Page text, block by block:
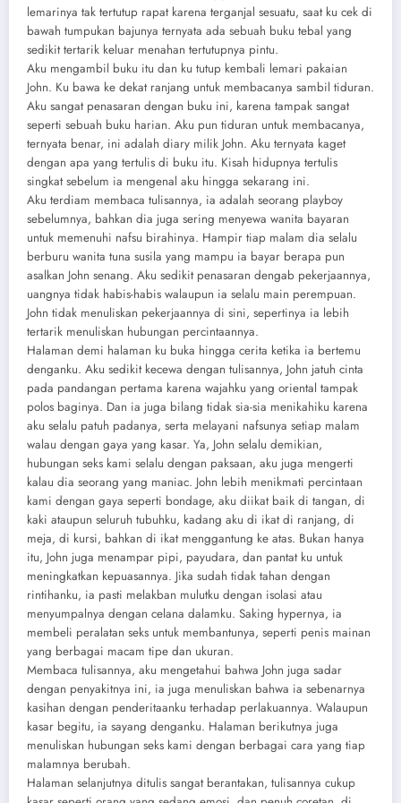
lemarinya tak tertutup rapat karena terganjal sesuatu, saat ku cek di
bawah tumpukan bajunya ternyata ada sebuah buku tebal yang
sedikit tertarik keluar menahan tertutupnya pintu.
Aku mengambil buku itu dan ku tutup kembali lemari pakaian
John. Ku bawa ke dekat ranjang untuk membacanya sambil tiduran.
Aku sangat penasaran dengan buku ini, karena tampak sangat
seperti sebuah buku harian. Aku pun tiduran untuk membacanya,
ternyata benar, ini adalah diary milik John. Aku ternyata kaget
dengan apa yang tertulis di buku itu. Kisah hidupnya tertulis
singkat sebelum ia mengenal aku hingga sekarang ini.
Aku terdiam membaca tulisannya, ia adalah seorang playboy
sebelumnya, bahkan dia juga sering menyewa wanita bayaran
untuk memenuhi nafsu birahinya. Hampir tiap malam dia selalu
berburu wanita tuna susila yang mampu ia bayar berapa pun
asalkan John senang. Aku sedikit penasaran dengab pekerjaannya,
uangnya tidak habis-habis walaupun ia selalu main perempuan.
John tidak menuliskan pekerjaannya di sini, sepertinya ia lebih
tertarik menuliskan hubungan percintaannya.
Halaman demi halaman ku buka hingga cerita ketika ia bertemu
denganku. Aku sedikit kecewa dengan tulisannya, John jatuh cinta
pada pandangan pertama karena wajahku yang oriental tampak
polos baginya. Dan ia juga bilang tidak sia-sia menikahiku karena
aku selalu patuh padanya, serta melayani nafsunya setiap malam
walau dengan gaya yang kasar. Ya, John selalu demikian,
hubungan seks kami selalu dengan paksaan, aku juga mengerti
kalau dia seorang yang maniac. John lebih menikmati percintaan
kami dengan gaya seperti bondage, aku diikat baik di tangan, di
kaki ataupun seluruh tubuhku, kadang aku di ikat di ranjang, di
meja, di kursi, bahkan di ikat menggantung ke atas. Bukan hanya
itu, John juga menampar pipi, payudara, dan pantat ku untuk
meningkatkan kepuasannya. Jika sudah tidak tahan dengan
rintihanku, ia pasti melakban mulutku dengan isolasi atau
menyumpalnya dengan celana dalamku. Saking hypernya, ia
membeli peralatan seks untuk membantunya, seperti penis mainan
yang berbagai macam tipe dan ukuran.
Membaca tulisannya, aku mengetahui bahwa John juga sadar
dengan penyakitnya ini, ia juga menuliskan bahwa ia sebenarnya
kasihan dengan penderitaanku terhadap perlakuannya. Walaupun
kasar begitu, ia sayang denganku. Halaman berikutnya juga
menuliskan hubungan seks kami dengan berbagai cara yang tiap
malamnya berubah.
Halaman selanjutnya ditulis sangat berantakan, tulisannya cukup